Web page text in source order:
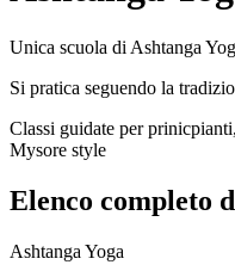
Unica scuola di Ashtanga
Si pratica seguendo la
Classi guidate per
Mysore style
Elenco completo
Ashtanga Yoga